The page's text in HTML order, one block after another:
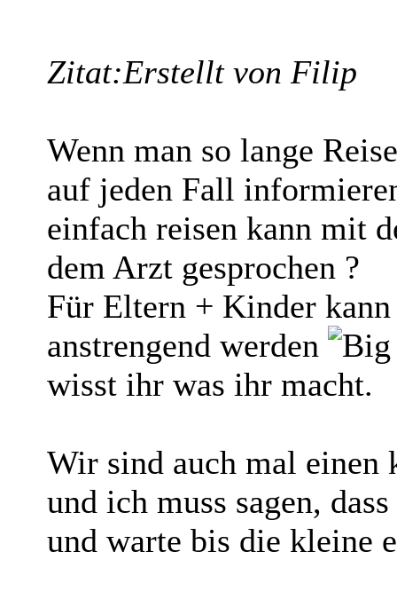
Zitat:Erstellt von Filip
Wenn man so lange
auf jeden Fall
einfach reisen kann mit
dem Arzt gesprochen ?
Für Eltern + Kinder
anstrengend werden
wisst ihr was ihr macht.
Wir sind auch mal einen
und ich muss sagen,
und warte bis die kleine